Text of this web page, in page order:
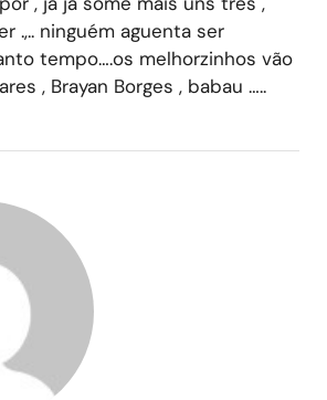
.,.. ninguém aguenta ser
tempo….os melhorzinhos vão
, Brayan Borges , babau …..